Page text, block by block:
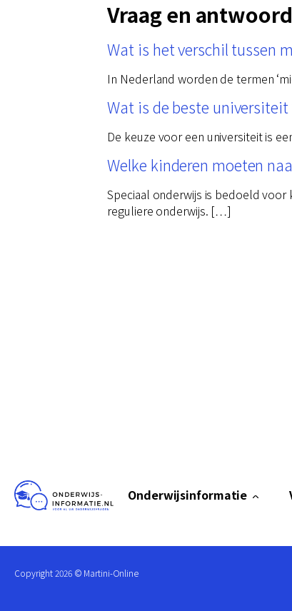
Vraag en antwoord
Wat is het verschil tussen
In Nederland worden de termen
Wat is de beste universiteit
De keuze voor een universiteit is
Welke kinderen moeten
Speciaal onderwijs is bedoeld
reguliere onderwijs. […]
Onderwijsinformatie
Copyright2026© Martini-Online